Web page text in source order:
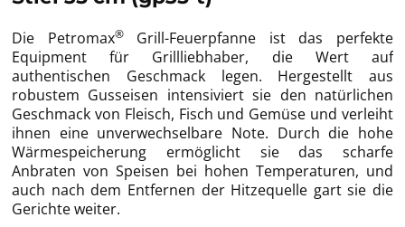
Die Petromax®Grill-Feuerpfanne ist das perfekte
Equipment für Grillliebhaber, die Wert auf
authentischen Geschmack legen. Hergestellt aus
robustem Gusseisen intensiviert sie den natürlichen
Geschmack von Fleisch, Fisch und Gemüse und verleiht
ihnen eine unverwechselbare Note. Durch die hohe
Wärmespeicherung ermöglicht sie das scharfe
Anbraten von Speisen bei hohen Temperaturen, und
auch nach dem Entfernen der Hitzequelle gart sie die
Gerichte weiter.